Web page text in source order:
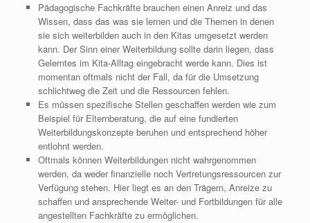
Pädagogische Fachkräfte brauchen einen Anreiz und das
Wissen, dass das was sie lernen und die Themen in denen
sie sich weiterbilden auch in den Kitas umgesetzt werden
kann. Der Sinn einer Weiterbildung sollte darin liegen, dass
Gelerntes im Kita-Alltag eingebracht werde kann. Dies ist
momentan oftmals nicht der Fall, da für die Umsetzung
schlichtweg die Zeit und die Ressourcen fehlen.
Es müssen spezifische Stellen geschaffen werden wie zum
Beispiel für Elternberatung, die auf eine fundierten
Weiterbildungskonzepte beruhen und entsprechend höher
entlohnt werden.
Oftmals können Weiterbildungen nicht wahrgenommen
werden, da weder finanzielle noch Vertretungsressourcen zur
Verfügung stehen. Hier liegt es an den Trägern, Anreize zu
schaffen und ansprechende Weiter- und Fortbildungen für alle
angestellten Fachkräfte zu ermöglichen.